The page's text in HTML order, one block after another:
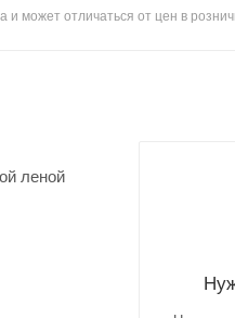
и может отличаться от цен в
леной